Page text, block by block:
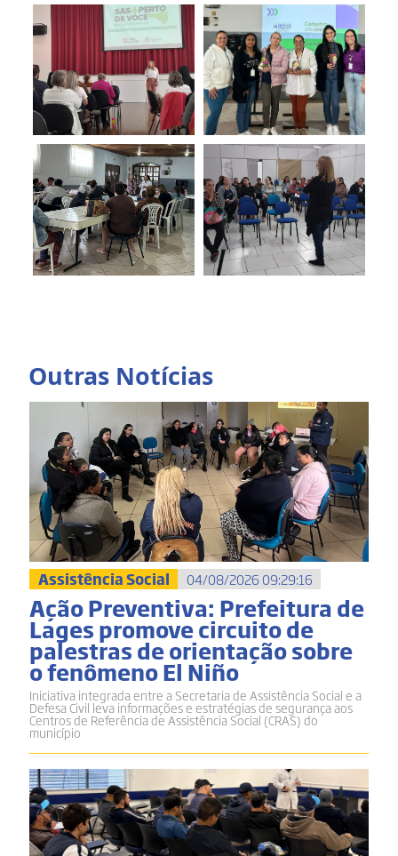
Outras Notícias
Assistência Social 04/08/2026 09:29:16
Ação Preventiva: Prefeitura de
Lages promove circuito de
palestras de orientação sobre
o fenômeno El Niño
Iniciativa integrada entre a Secretaria de Assistência Social e a
Defesa Civil leva informações e estratégias de segurança aos
Centros de Referência de Assistência Social (CRAS) do
município